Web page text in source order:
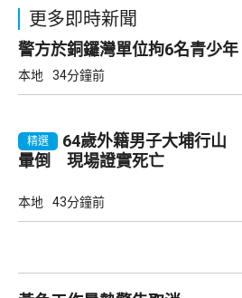
更多即時新聞
警方於銅鑼灣單位拘6名青少
本地 34分鐘前
精選
64歲外籍男子大埔行山
暈倒 現場證實死亡
本地 43分鐘前